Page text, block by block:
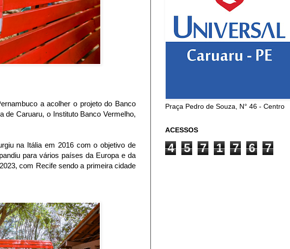
a acolher o projeto do Banco
de Caruaru, o Instituto Banco Vermelho,
na Itália em 2016 com o objetivo de
para vários países da Europa e da
com Recife sendo a primeira cidade
Praça Pedro de Souza, N° 46 - Centro
ACESSOS
4 5 7 1 7 6 7